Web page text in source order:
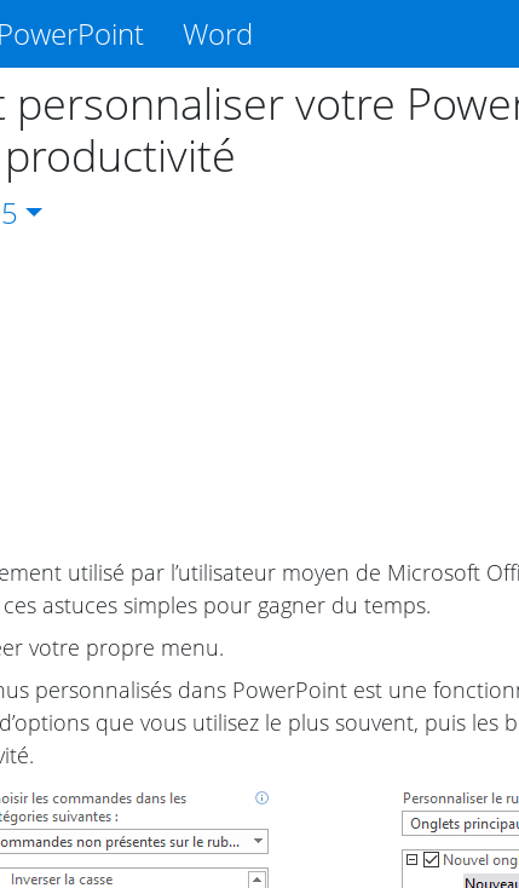
PowerPoint Word
personnaliser votre
utilisé par l’utilisateur moyen de Microsoft
astuces simples pour gagner du temps.
votre propre menu.
personnalisés dans PowerPoint est une
que vous utilisez le plus souvent, puis